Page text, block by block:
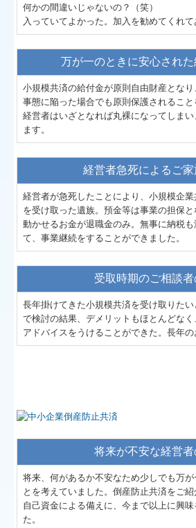
何かの間違いじゃないの？（笑）
入っていてよかった。加入を勧めてくれて
万が一のときに安心され
小規模共済の給付金が原則自由財産とな
事態に陥った場合でも原則保護されること
経営者はいざとなれば丸裸になってしま
ます。
経営者急死によるご
経営者が急死したことにより、小規模企
を受け取った遺族。預金等は事業の担保
動かせるお金が退職金のみ。無事に納税も
て、事業継続をすることができました。
受取時期のご相談
長年掛けてきた小規模共済を受け取りた
で検討の結果、デメリットもほとんどな
アドバイスをうけることができた。長年の
将来が不安な経営者
将来、何があるか不安なため少しでも万
とを考えていました。倒産防止共済をご紹
自己資金による備えに、今まで以上に興
た。